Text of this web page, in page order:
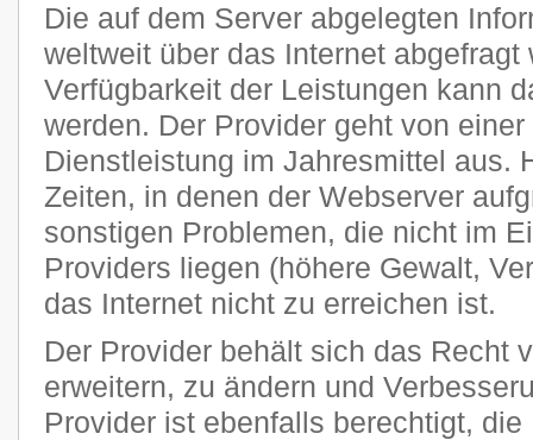
Die auf dem Server abgelegten
weltweit über das Internet
Verfügbarkeit der Leistungen kann
werden. Der Provider geht von
Dienstleistung im Jahresmittel aus.
Zeiten, in denen der Webserver
sonstigen Problemen, die nicht im
Providers liegen (höhere Gewalt,
das Internet nicht zu erreichen ist.
Der Provider behält sich das Recht
erweitern, zu ändern und
Provider ist ebenfalls berechtigt,